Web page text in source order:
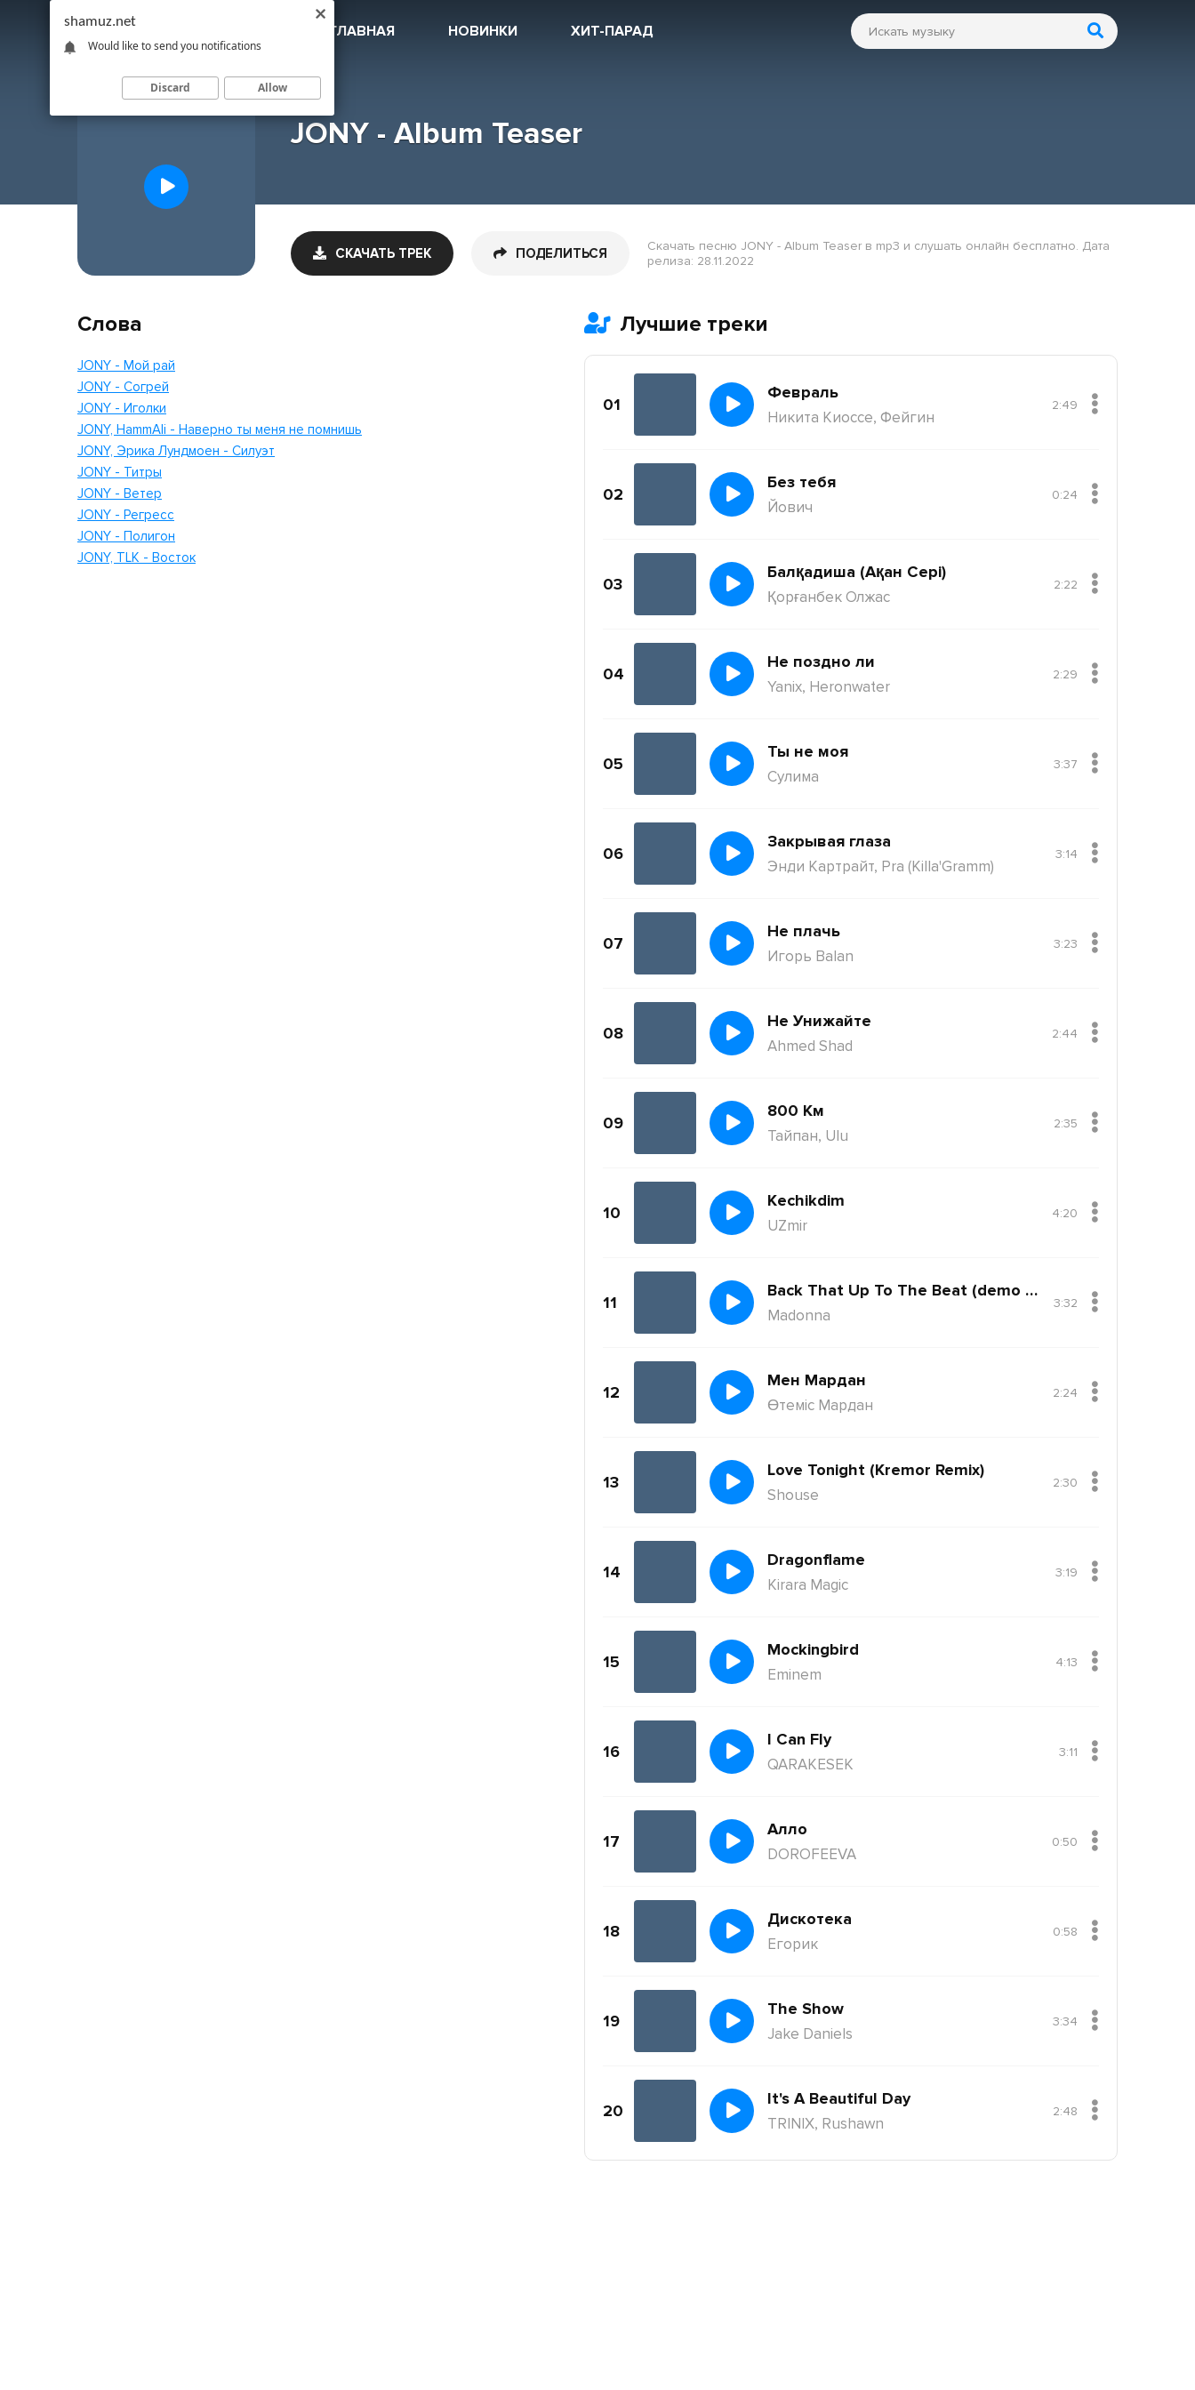
SHAMUZ ГЛАВНАЯ НОВИНКИ ХИТ-ПАРАД
JONY - Album Teaser
СКАЧАТЬ ТРЕК ПОДЕЛИТЬСЯ
Скачать песню JONY - Album Teaser в mp3 и слушать онлайн бесплатно. Дата
релиза: 28.11.2022
Слова
JONY - Мой рай
JONY - Согрей
JONY - Иголки
JONY, HammAli - Наверно ты меня не помнишь
JONY, Эрика Лундмоен - Силуэт
JONY - Титры
JONY - Ветер
JONY - Регресс
JONY - Полигон
JONY, TLK - Восток
Лучшие треки
01
Февраль
Никита Киоссе, Фейгин
2:49
02
Без тебя
Йович
0:24
03
Балқадиша (Ақан Сері)
Қорғанбек Олжас
2:22
04
Не поздно ли
Yanix, Heronwater
2:29
05
Ты не моя
Сулима
3:37
06
Закрывая глаза
Энди Картрайт, Pra (Killa'Gramm)
3:14
07
Не плачь
Игорь Balan
3:23
08
Не Унижайте
Ahmed Shad
2:44
09
800 Км
Тайпан, Ulu
2:35
10
Kechikdim
UZmir
4:20
11
Back That Up To The Beat (demo Version)
Madonna
3:32
12
Мен Мардан
Өтеміс Мардан
2:24
13
Love Tonight (Kremor Remix)
Shouse
2:30
14
Dragonflame
Kirara Magic
3:19
15
Mockingbird
Eminem
4:13
16
I Can Fly
QARAKESEK
3:11
17
Алло
DOROFEEVA
0:50
18
Дискотека
Егорик
0:58
19
The Show
Jake Daniels
3:34
20
It's A Beautiful Day
TRINIX, Rushawn
2:48
shamuz.net
Would like to send you notifications
Discard Allow